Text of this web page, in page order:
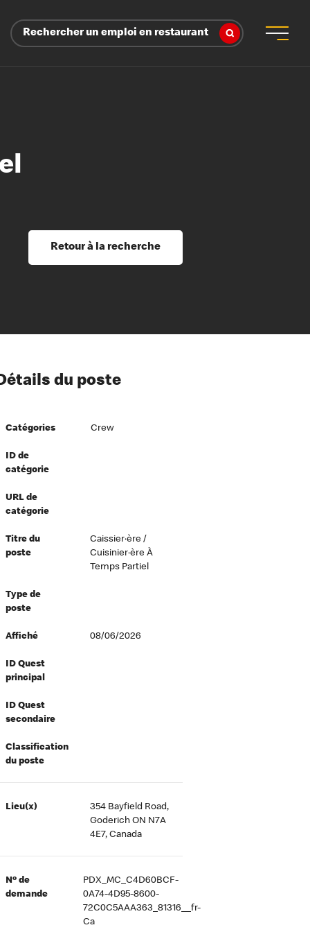
Rechercher un emploi en restaurant
et perfectionnement
du savoir
à l’égard de nos employés
directeurs
équité et inclusion
au travail
Retour à la recherche
du poste
Catégories Crew
ID de
catégorie
URL de
catégorie
Titre du
poste
Caissier·ère /
Cuisinier·ère À
Temps Partiel
Type de
poste
Affiché 08/06/2026
ID Quest
principal
ID Quest
secondaire
Classification
du poste
Lieu(x)
354 Bayfield Road,
Goderich ON N7A
4E7, Canada
Nº de
demande
PDX_MC_C4D60BCF-
0A74-4D95-8600-
72C0C5AAA363_81316__fr-
Ca